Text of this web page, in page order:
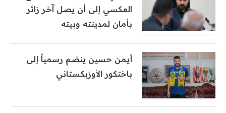
العكسي إلى أن يصل آخر زائر
بأمان لمدينته وبيته
أيمن حسين ينضم رسمياً إلى
باختكور الأوزبكستاني